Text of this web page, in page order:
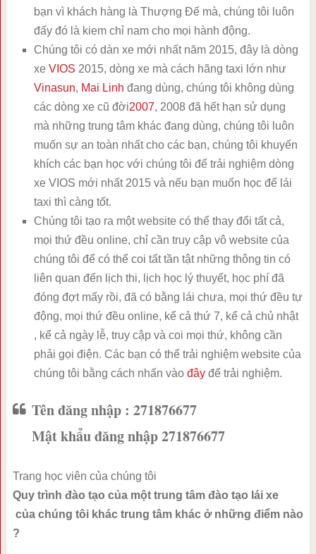
bạn vì khách hàng là Thượng Đế mà, chúng tôi luôn
đấy đó là kiem chỉ nam cho mọi hành động.
Chúng tôi có dàn xe mới nhất năm 2015, đây là dòng
xe VIOS 2015, dòng xe mà cách hãng taxi lớn như
Vinasun, Mai Linh đang dùng, chúng tôi không dùng
các dòng xe cũ đời2007, 2008 đã hết hạn sử dụng
mà những trung tâm khác đang dùng, chúng tôi luôn
muốn sự an toàn nhất cho các bạn, chúng tôi khuyến
khích các bạn học với chúng tôi để trải nghiệm dòng
xe VIOS mới nhất 2015 và nếu bạn muốn học để lái
taxi thì càng tốt.
Chúng tôi tạo ra một website có thể thay đổi tất cả,
mọi thứ đều online, chỉ cần truy cập vô website của
chúng tôi để có thể coi tất tần tật những thông tin có
liên quan đến lịch thi, lịch học lý thuyết, học phí đã
đóng đợt mấy rồi, đã có bằng lái chưa, mọi thứ đều tự
động, mọi thứ đều online, kể cả thứ 7, kể cả chủ nhật
, kể cả ngày lễ, truy cập và coi mọi thứ, không cần
phải gọi điện. Các bạn có thể trải nghiệm website của
chúng tôi bằng cách nhấn vào đâyđể trải nghiệm.
Tên đăng nhập : 271876677
Mật khẩu đăng nhập 271876677
Trang học viên của chúng tôi
Quy trình đào tạo của một trung tâm đào tạo lái xe
của chúng tôi khác trung tâm khác ở những điểm nào
?